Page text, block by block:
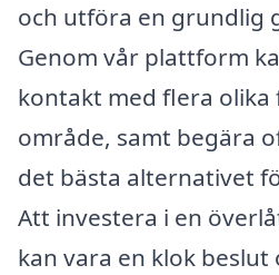
och utföra en grundlig
Genom vår plattform
kontakt med flera
område, samt begära
det bästa alternativet
Att investera i en
kan vara en klok beslut